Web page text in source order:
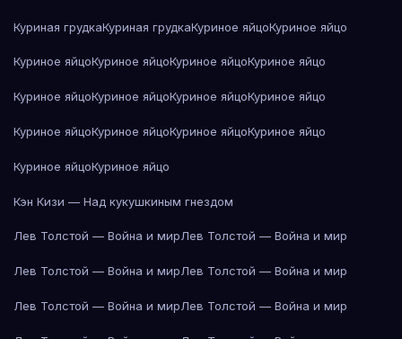
Куриная грудкаКуриная грудкаКуриное яйцоКуриное яйцо
Куриное яйцоКуриное яйцоКуриное яйцоКуриное яйцо
Куриное яйцоКуриное яйцоКуриное яйцоКуриное яйцо
Куриное яйцоКуриное яйцоКуриное яйцоКуриное яйцо
Куриное яйцоКуриное яйцо
Кэн Кизи — Над кукушкиным гнездом
Лев Толстой — Война и мирЛев Толстой — Война и мир
Лев Толстой — Война и мирЛев Толстой — Война и мир
Лев Толстой — Война и мирЛев Толстой — Война и мир